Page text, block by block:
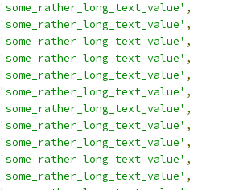
'some_rather_long_text_value' ,
'some_rather_long_text_value' ,
'some_rather_long_text_value' ,
'some_rather_long_text_value' ,
'some_rather_long_text_value' ,
'some_rather_long_text_value' ,
'some_rather_long_text_value' ,
'some_rather_long_text_value' ,
'some_rather_long_text_value' ,
'some_rather_long_text_value' ,
'some_rather_long_text_value' ,